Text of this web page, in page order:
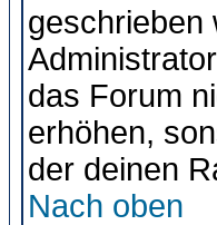
geschrieben
das Forum
erhöhen,
der deinen
Nach oben